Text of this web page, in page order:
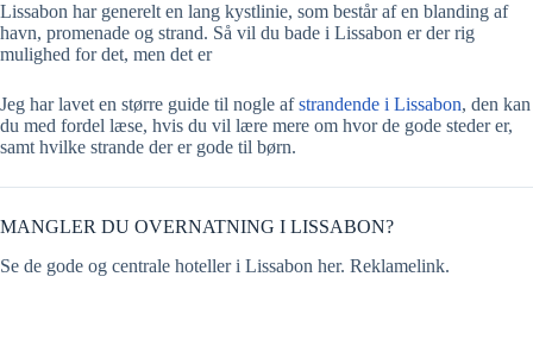
Lissabon har generelt en lang kystlinie, som består af en blanding af
havn, promenade og strand. Så vil du bade i Lissabon er der rig
mulighed for det, men det er
Jeg har lavet en større guide til nogle afstrandende i Lissabon, den kan
du med fordel læse, hvis du vil lære mere om hvor de gode steder er,
samt hvilke strande der er gode til børn.
MANGLER DU OVERNATNING I LISSABON?
Se de gode og centrale hoteller i Lissabon her. Reklamelink.